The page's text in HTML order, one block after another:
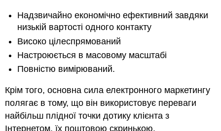
Надзвичайно економічно ефективний завдяки
низькій вартості одного контакту
Високо цілеспрямований
Настроюється в масовому масштабі
Повністю вимірюваний.
Крім того, основна сила електронного маркетингу
полягає в тому, що він використовує переваги
найбільш плідної точки дотику клієнта з
Інтернетом, їх поштовою скринькою.